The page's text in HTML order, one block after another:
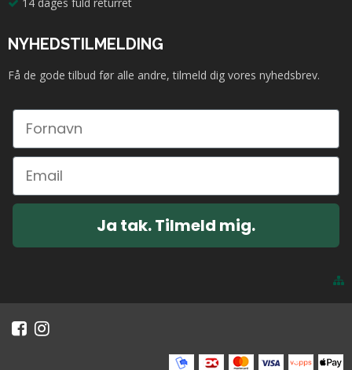
NYHEDSTILMELDING
Få de gode tilbud før alle andre, tilmeld dig vores nyhedsbrev.
Ja tak. Tilmeld mig.